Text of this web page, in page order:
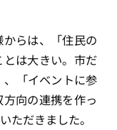
らは、「住民の
は大きい。市だ
、「イベントに参
向の連携を作っ
ただきました。